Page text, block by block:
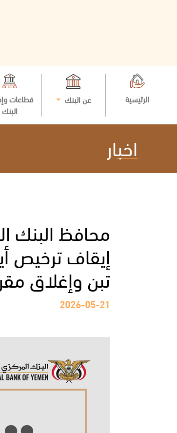
الرئيسية عن البنك
قطاعات
البنك
اخبار
إيقاف ترخيص
تبن وإغلاق
2026-05-21